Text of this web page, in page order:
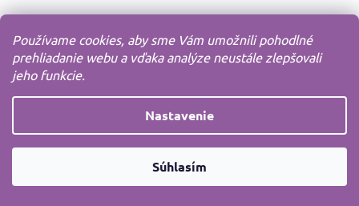
Používame cookies, aby sme Vám umožnili pohodlné
prehliadanie webu a vďaka analýze neustále zlepšovali
jeho funkcie.
Nastavenie
Súhlasím